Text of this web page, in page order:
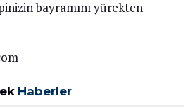
bayramını yürekten
Haberler